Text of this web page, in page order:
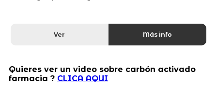
Ver Más info
Quieres ver un video sobre carbón activado
farmacia ? CLICA AQUI